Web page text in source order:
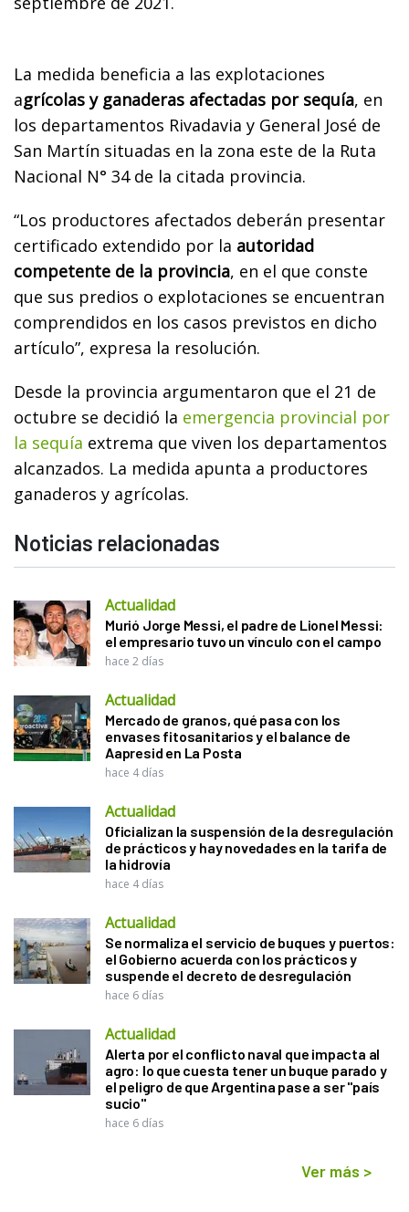
La medida beneficia a las explotaciones
agrícolas y ganaderas afectadas por sequía, en
los departamentos Rivadavia y General José de
San Martín situadas en la zona este de la Ruta
Nacional N° 34 de la citada provincia.
“Los productores afectados deberán presentar
certificado extendido por la autoridad
competente de la provincia, en el que conste
que sus predios o explotaciones se encuentran
comprendidos en los casos previstos en dicho
artículo”, expresa la resolución.
Desde la provincia argumentaron que el 21 de
octubre se decidió la emergencia provincial por
la sequía extrema que viven los departamentos
alcanzados. La medida apunta a productores
ganaderos y agrícolas.
Noticias relacionadas
Actualidad
Murió Jorge Messi, el padre de Lionel Messi:
el empresario tuvo un vínculo con el campo
hace 2 días
Actualidad
Mercado de granos, qué pasa con los
envases fitosanitarios y el balance de
Aapresid en La Posta
hace 4 días
Actualidad
Oficializan la suspensión de la desregulación
de prácticos y hay novedades en la tarifa de
la hidrovía
hace 4 días
Actualidad
Se normaliza el servicio de buques y puertos:
el Gobierno acuerda con los prácticos y
suspende el decreto de desregulación
hace 6 días
Actualidad
Alerta por el conflicto naval que impacta al
agro: lo que cuesta tener un buque parado y
el peligro de que Argentina pase a ser "país
sucio"
hace 6 días
Ver más >